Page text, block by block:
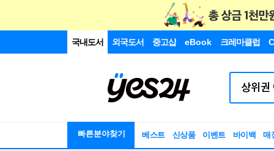
국내도서 외국도서 중고샵 eBook 크레마클럽
빠른분야찾기 베스트 신상품 이벤트 바이백 매